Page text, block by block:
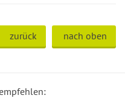
zurück nach oben